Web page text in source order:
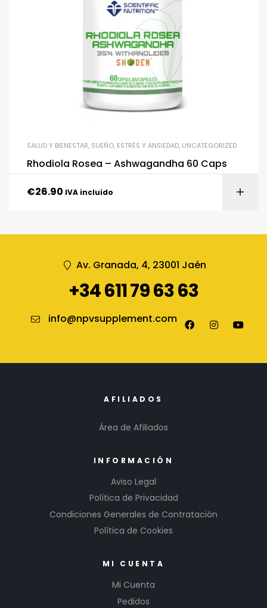
SALUD Y BIENESTAR, SUEÑO, ESTRÉS Y ANSIEDAD, UNCATEGORIZED
Rhodiola Rosea – Ashwagandha 60 Caps
€26.90 IVA incluido
Av. Granada, 4, 23001 Jaén
+34 611 79 63 63
info@npvsupplement.com
AFILIADOS
Área de Afiliados
INFORMACIÓN
Aviso Legal
Política de Privacidad
Condiciones Generales de Contratación
Política de Cookies
MI CUENTA
Mi Cuenta
Pedidos